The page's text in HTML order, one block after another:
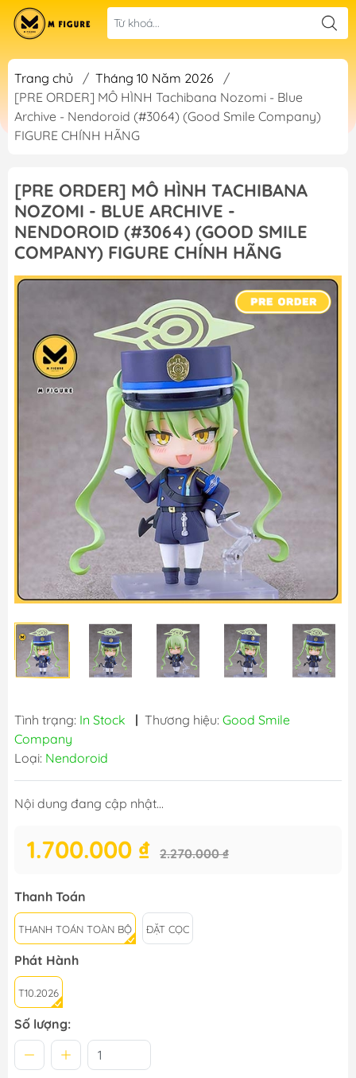
Trang chủ / Tháng 10 Năm 2026
/
[PRE ORDER] MÔ HÌNH Tachibana Nozomi - Blue
Archive - Nendoroid (#3064) (Good Smile Company)
FIGURE CHÍNH HÃNG
[PRE ORDER] MÔ HÌNH TACHIBANA
NOZOMI - BLUE ARCHIVE -
NENDOROID (#3064) (GOOD SMILE
COMPANY) FIGURE CHÍNH HÃNG
Tình trạng: In Stock | Thương hiệu: Good Smile
Company
Loại: Nendoroid
Nội dung đang cập nhật...
1.700.000 ₫ 2.270.000 ₫
Thanh Toán
THANH TOÁN TOÀN BỘ ĐẶT CỌC
Phát Hành
T10.2026
Số lượng: